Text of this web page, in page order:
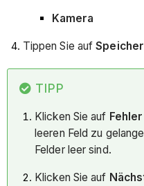
Kamera
Tippen Sie auf
TIPP
Klicken Sie auf
leeren Feld zu
Felder leer sind.
Klicken Sie auf